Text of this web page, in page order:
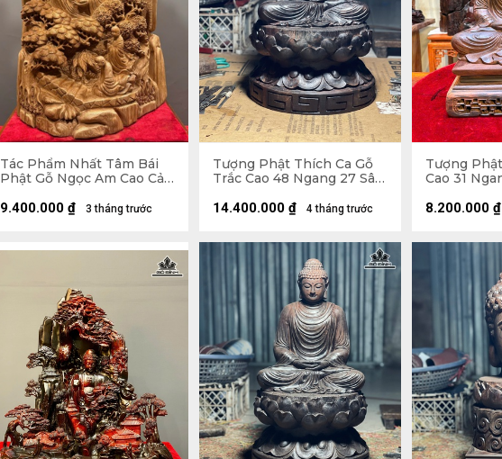
Tác Phẩm Nhất Tâm Bái
Phật Gỗ Ngọc Am Cao Cả
(cm) - Kỷ Cao 103 tháng trước
9.400.000 ₫
Tượng Phật Thích Ca Gỗ
Trắc Cao 48 Ngang 27 Sâu
4 tháng trước
14.400.000 ₫
Tượng
Cao 31
8.200.000 ₫